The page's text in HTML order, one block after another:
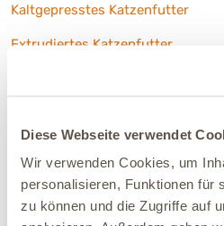
Diese Webseite verwendet
Wir verwenden Cookies, um
personalisieren, Funktionen für
zu können und die Zugriffe auf
Kaltgepresstes Katzenfutter
Extrudiertes Katzenfutter
Getreidefreies
Katzenfutter trocken für